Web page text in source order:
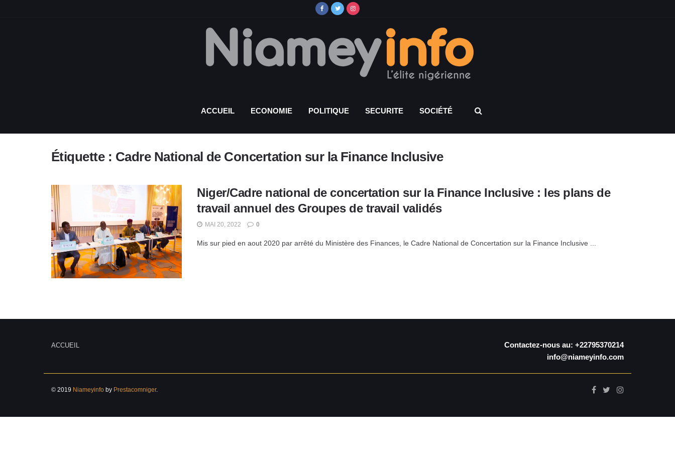
ACCUEIL ECONOMIE POLITIQUE SECURITE SOCIÉTÉ
Étiquette : Cadre National de Concertation sur la Finance Inclusive
Niger/Cadre national de concertation sur la Finance Inclusive : les plans de
travail annuel des Groupes de travail validés
MAI 20, 2022 0
Mis sur pied en aout 2020 par arrêté du Ministère des Finances, le Cadre National de Concertation sur la Finance Inclusive ...
ACCUEIL
Contactez-nous au: +22795370214
info@niameyinfo.com
© 2019 Niameyinfo by Prestacomniger.